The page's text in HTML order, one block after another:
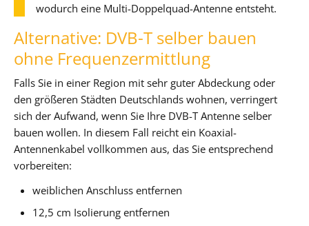
wodurch eine Multi-Doppelquad-Antenne entsteht.
Alternative: DVB-T selber bauen
ohne Frequenzermittlung
Falls Sie in einer Region mit sehr guter Abdeckung oder
den größeren Städten Deutschlands wohnen, verringert
sich der Aufwand, wenn Sie Ihre DVB-T Antenne selber
bauen wollen. In diesem Fall reicht ein Koaxial-
Antennenkabel vollkommen aus, das Sie entsprechend
vorbereiten:
weiblichen Anschluss entfernen
12,5 cm Isolierung entfernen